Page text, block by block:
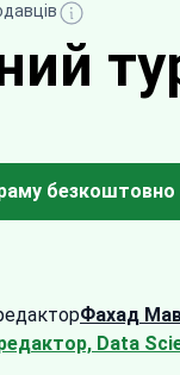
безкоштовно
Фахад
Data